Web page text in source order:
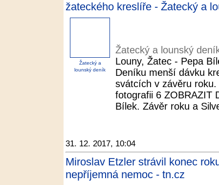
žateckého kreslíře - Žatecký a
Žatecký a
lounský deník
Žatecký a lounský
Louny, Žatec - Pepa
Deníku menší dávku
svátcích v závěru
fotografii 6 ZOBRAZIT
Bílek. Závěr roku a
31. 12. 2017, 10:04
Miroslav Etzler strávil konec
nepříjemná nemoc - tn.cz